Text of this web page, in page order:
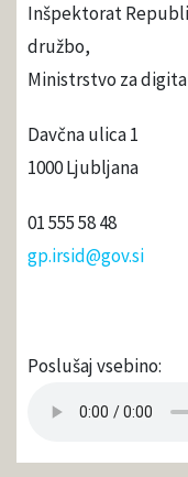
Inšpektorat
družbo,
Ministrstvo za
Davčna ulica 1
1000 Ljubljana
01 555 58 48
gp.irsid@gov.si
Poslušaj vsebino: